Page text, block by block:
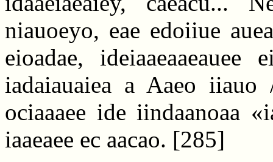
niauoeyo, eae edoiiue
eioadae, ideiaaeaaeauee
iadaiauaiea a Aaeo
ociaaaee ide iindaanoaa
iaaeaee ec aacao. [285]